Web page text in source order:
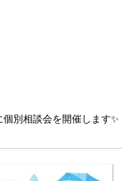
個別相談会を開催します✨